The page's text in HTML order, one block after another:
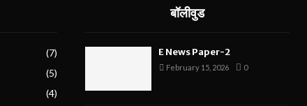
(7)
(5)
(4)
बॉलीवुड
E News Paper-2
February 15, 2026 0